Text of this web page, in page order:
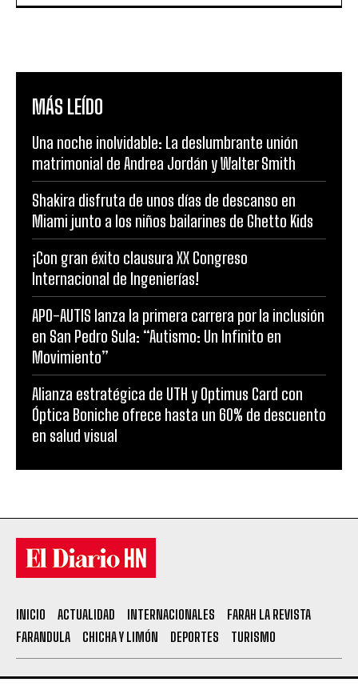
MÁS LEÍDO
Una noche inolvidable: La deslumbrante unión
matrimonial de Andrea Jordán y Walter Smith
Shakira disfruta de unos días de descanso en
Miami junto a los niños bailarines de Ghetto Kids
¡Con gran éxito clausura XX Congreso
Internacional de Ingenierías!
APO-AUTIS lanza la primera carrera por la inclusión
en San Pedro Sula: “Autismo: Un Infinito en
Movimiento”
Alianza estratégica de UTH y Optimus Card con
Óptica Boniche ofrece hasta un 60% de descuento
en salud visual
INICIO ACTUALIDAD INTERNACIONALES
FARAH LA REVISTA
FARANDULA
CHICHA Y LIMÓN DEPORTES TURISMO